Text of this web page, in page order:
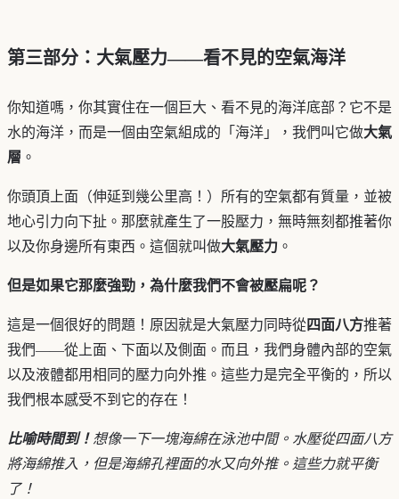
第三部分：大氣壓力——看不見的空氣海洋
你知道嗎，你其實住在一個巨大、看不見的海洋底部？它不是
水的海洋，而是一個由空氣組成的「海洋」，我們叫它做大氣
層 。
你頭頂上面（伸延到幾公里高！）所有的空氣都有質量，並被
地心引力向下扯。那麼就產生了一股壓力，無時無刻都推著你
以及你身邊所有東西。這個就叫做大氣壓力 。
但是如果它那麼強勁，為什麼我們不會被壓扁呢？
這是一個很好的問題！原因就是大氣壓力同時從四面八方推著
我們——從上面、下面以及側面。而且，我們身體內部的空氣
以及液體都用相同的壓力向外推。這些力是完全平衡的，所以
我們根本感受不到它的存在！
比喻時間到！ 想像一下一塊海綿在泳池中間。水壓從四面八方
將海綿推入，但是海綿孔裡面的水又向外推。這些力就平衡
了！